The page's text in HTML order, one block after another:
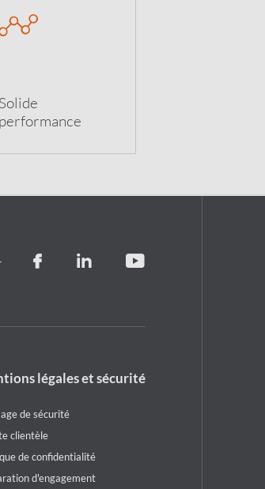
Solide
performance
légales et sécurité
de sécurité
clientèle
de confidentialité
d'engagement